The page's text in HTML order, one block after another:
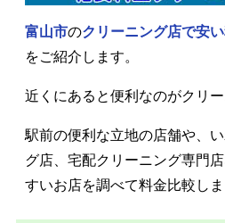
富山市のクリーニング店で安
をご紹介します。
近くにあると便利なのがクリー
駅前の便利な立地の店舗や、
グ店、宅配クリーニング専門
すいお店を調べて料金比較しま